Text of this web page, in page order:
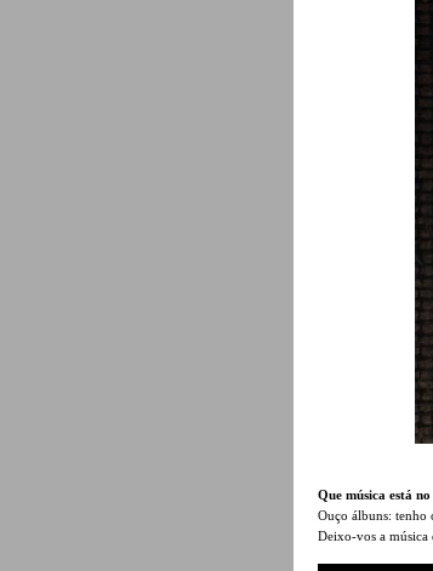
Que música está
Ouço álbuns: tenho
Deixo-vos a música